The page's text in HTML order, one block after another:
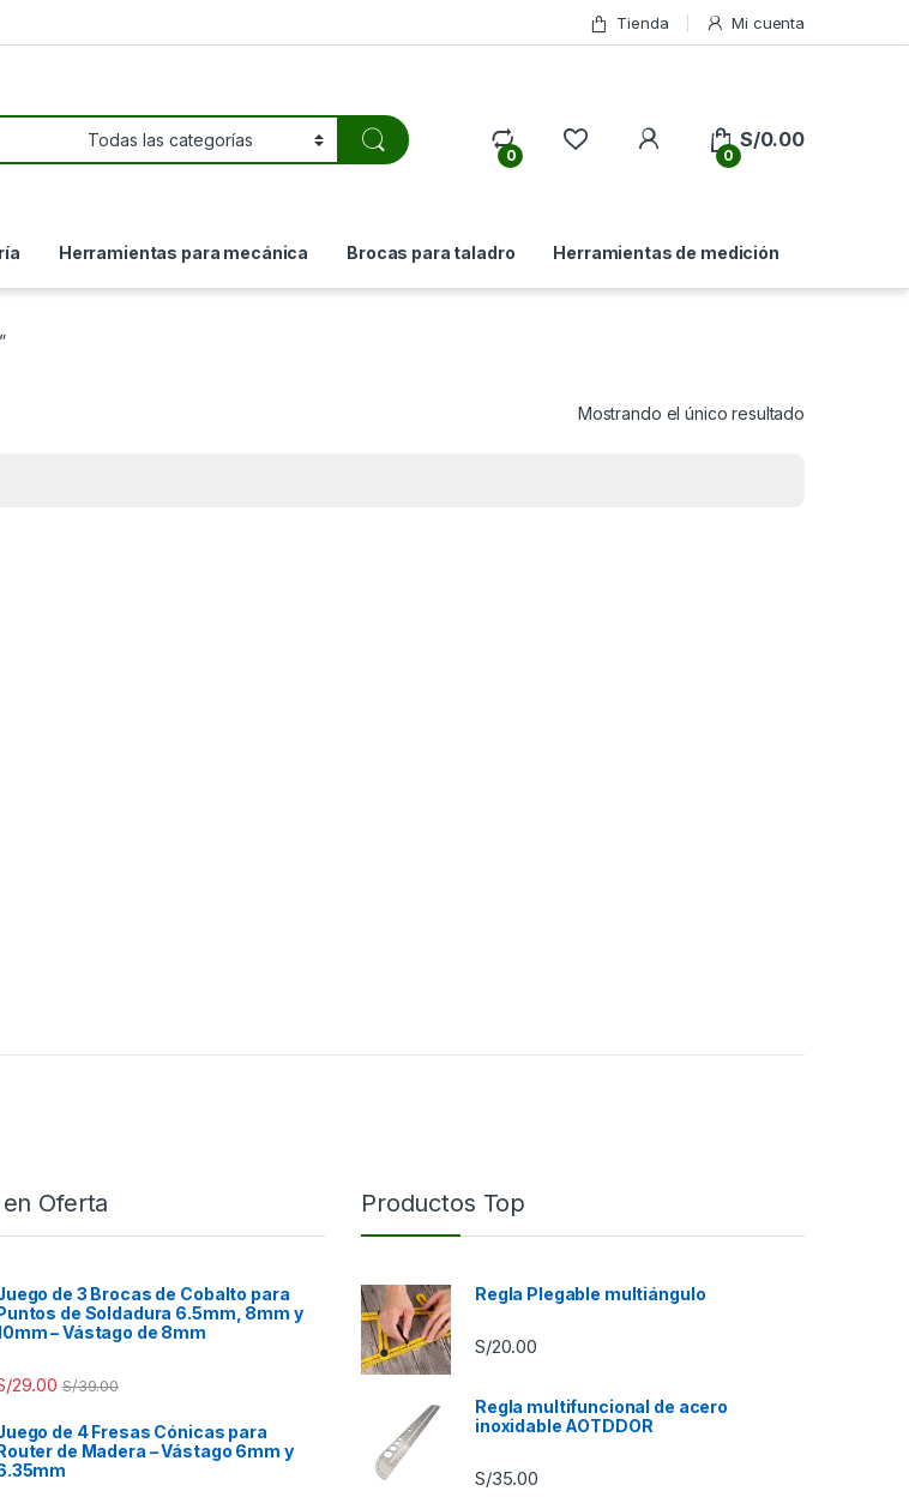
Tienda Mi cuenta
0
My Account
0
S/0.00
Herramientas para mecánica Brocas para taladro Herramientas de medición
Mostrando el único resultado
Oferta
de 3 Brocas de Cobalto para
de Soldadura 6.5mm, 8mm y
– Vástago de 8mm
29.00 S/39.00
de 4 Fresas Cónicas para
de Madera – Vástago 6mm y
Productos Top
Regla Plegable multiángulo
S/20.00
Regla multifuncional de acero
inoxidable AOTDDOR
S/35.00